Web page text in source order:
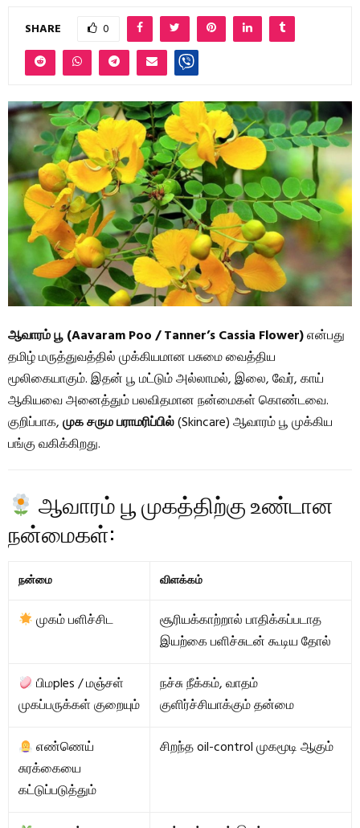
SHARE 0
ஆவாரம் பூ (Aavaram Poo / Tanner’s Cassia Flower)என்பது
தமிழ் மருத்துவத்தில் முக்கியமான பசுமை வைத்திய
மூலிகையாகும். இதன் பூ மட்டும் அல்லாமல், இலை, வேர், காய்
ஆகியவை அனைத்தும் பலவிதமான நன்மைகள் கொண்டவை.
குறிப்பாக,முக சரும பராமரிப்பில்(Skincare) ஆவாரம் பூ முக்கிய
பங்கு வகிக்கிறது.
ஆவாரம் பூ முகத்திற்கு உண்டான
நன்மைகள்:
நன்மை விளக்கம்
முகம் பளிச்சிட
சூரியக்காற்றால் பாதிக்கப்படாத
இயற்கை பளிச்சுடன் கூடிய தோல்
பிமples / மஞ்சள்
முகப்பருக்கள் குறையும்
நச்சு நீக்கம், வாதம்
குளிர்ச்சியாக்கும் தன்மை
எண்ணெய்
சுரக்கையை
கட்டுப்படுத்தும்
சிறந்த oil-control முகமூடி ஆகும்